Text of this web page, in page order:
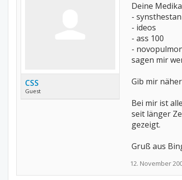
CSS
Guest
Deine
- synsthestan
- ideos
- ass 100
-
sagen mir
Gib mir
Bei mir ist
seit länger
gezeigt.
Gruß aus
12. November